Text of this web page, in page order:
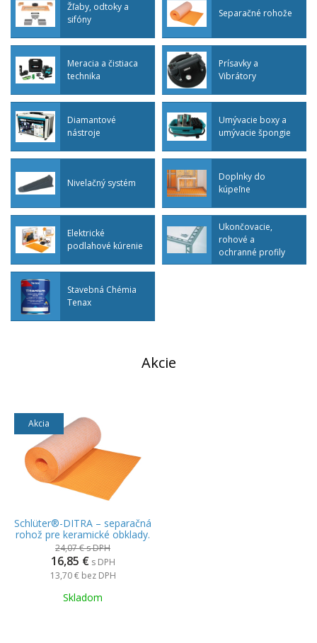
Žľaby, odtoky a
sifóny
Separačné rohože
Meracia a čistiaca
technika
Prísavky a
Vibrátory
Diamantové
nástroje
Umývacie boxy a
umývacie špongie
Nivelačný systém
Doplnky do
kúpeľne
Elektrické
podlahové kúrenie
Ukončovacie,
rohové a
ochranné profily
na obklad
Stavebná Chémia
Tenax
Akcie
Akcia
Schlüter®-DITRA – separačná
rohož pre keramické obklady.
24,07 €s DPH
16,85 € s DPH
13,70 € bez DPH
Skladom